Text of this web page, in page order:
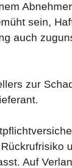
sein,
auch
zur
Auf